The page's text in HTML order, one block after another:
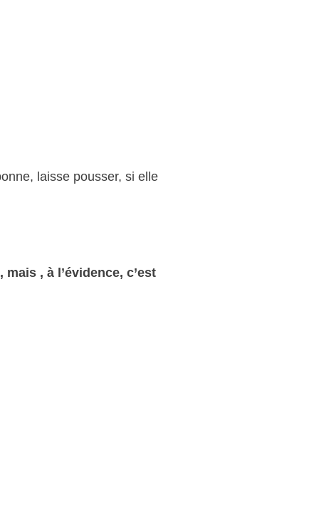
laisse pousser, si elle
, à l’évidence, c’est